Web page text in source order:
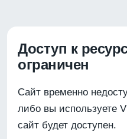
Доступ к
ограничен
Сайт временно
либо вы используете
сайт будет доступен.